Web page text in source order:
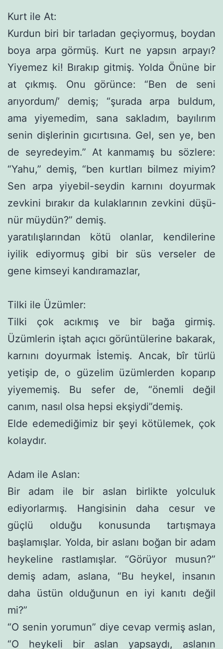
Kurt ile At:
Kurdun biri bir tarladan geçiyormuş, boydan
boya arpa görmüş. Kurt ne yapsın arpayı?
Yiyemez ki! Bırakıp gitmiş. Yolda Önüne bir
at çıkmış. Onu görünce: “Ben de seni
arıyordum/’ demiş; “şurada arpa buldum,
ama yiyemedim, sana sakladım, bayılırım
senin dişlerinin gıcırtısına. Gel, sen ye, ben
de seyredeyim.” At kanmamış bu sözlere:
“Yahu,” demiş, “ben kurtları bilmez miyim?
Sen arpa yiyebil-seydin karnını doyurmak
zevkini bırakır da kulaklarının zevkini düşü­
nür müydün?” demiş.
yaratılışlarından kötü olanlar, kendilerine
iyilik ediyormuş gibi bir süs verseler de
gene kimseyi kandıramazlar,
Tilki ile Üzümler:
Tilki çok acıkmış ve bir bağa girmiş.
Üzümlerin iştah açıcı görüntülerine bakarak,
karnını doyurmak İstemiş. Ancak, bîr türlü
yetişip de, o güzelim üzümlerden koparıp
yiyememiş. Bu sefer de, “önemli değil
canım, nasıl olsa hepsi ekşiydi”demiş.
Elde edemediğimiz bir şeyi kötülemek, çok
kolaydır.
Adam ile Aslan:
Bir adam ile bir aslan birlikte yolculuk
ediyorlarmış. Hangisinin daha cesur ve
güçlü olduğu konusunda tartışmaya
başlamışlar. Yolda, bir aslanı boğan bir adam
heykeline rastlamışlar. “Görüyor musun?”
demiş adam, aslana, “Bu heykel, insanın
daha üstün olduğunun en iyi kanıtı değil
mi?”
“O senin yorumun” diye cevap vermiş aslan,
“O heykeli bir aslan yapsaydı, aslanın